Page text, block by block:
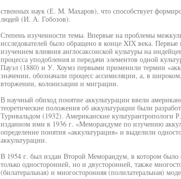
ственных наук (Е. М. Махаров), что способствует
людей (И. А. Гобозов).
Степень изученности темы. Впервые на проблемы
исследователей было обращено в конце XIX века. Первые
изучением влияния англосаксонской культуры на
процесса уподобления и передачи элементов одной
Пауэл (1880) и У. Хоумз первыми применили термин
значении, обозначали процесс ассимиляции, а, в
вторжении, колонизации и миграции.
В научный обиход понятие аккультурации ввели
теоретические положения об аккультурации были
Турнвальдом (1932). Американские
изданном ими в 1936 г. «Меморандуме по изучению
определение понятия «аккультурация» и выделили
аккультурации.
В 1954 г. был издан Второй Меморандум, в котором было
только односторонней, но и двусторонней, также
(билатеральная) и многосторонняя (полилатеральная)